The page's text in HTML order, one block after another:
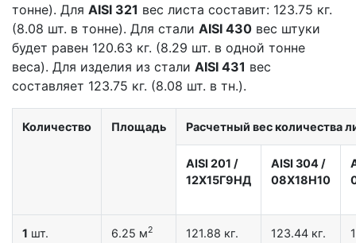
тонне). Для AISI 321 вес листа составит: 123.75 кг.
(8.08 шт. в тонне). Для стали AISI 430 вес штуки
будет равен 120.63 кг. (8.29 шт. в одной тонне
веса). Для изделия из стали AISI 431 вес
составляет 123.75 кг. (8.08 шт. в тн.).
Количество Площадь Расчетный вес количества
AISI 201 /
12X15Г9НД
AISI 304 /
08Х18Н10
1 шт. 6.25 м2 121.88 кг. 123.44 кг.